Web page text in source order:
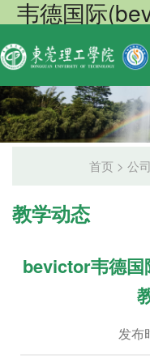
韦德国际
首页 > 公
教学动态
bevictor韦德国
发布